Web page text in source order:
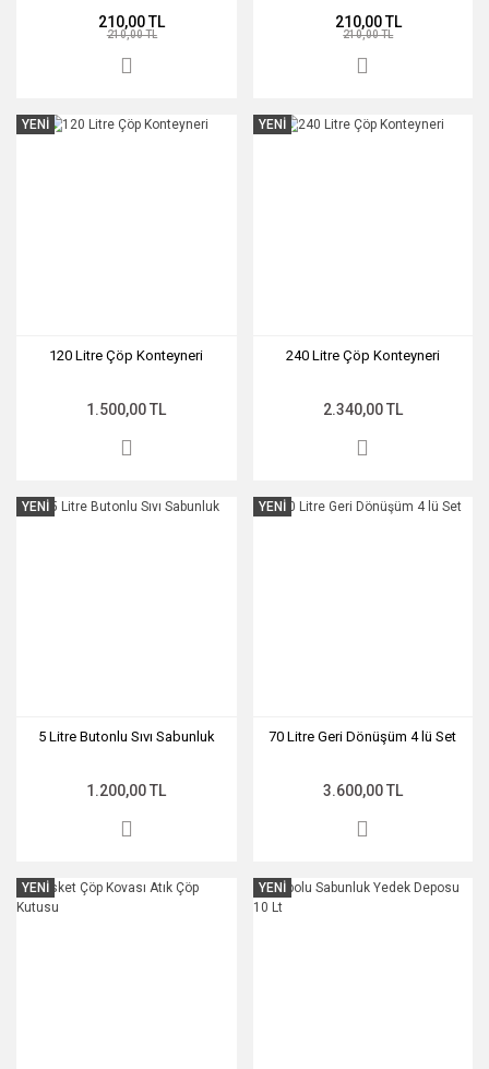
210,00 TL
210,00 TL
210,00 TL
210,00 TL
YENİ
120 Litre Çöp Konteyneri
1.500,00 TL
YENİ
240 Litre Çöp Konteyneri
2.340,00 TL
YENİ
5 Litre Butonlu Sıvı Sabunluk
1.200,00 TL
YENİ
70 Litre Geri Dönüşüm 4 lü Set
3.600,00 TL
YENİ YENİ